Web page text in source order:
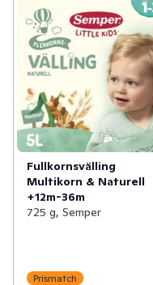
Prismatch: Bröd &
✓ Prismatch: Dryck (33)
✓ Prismatch: Mejeri,
✓ Prismatch: Kött &
✓ Prismatch: Skafferi
✓ Prismatch:
Prismatch:
Prismatch: Välling
✓ Prismatch: Barnmat
✓ Prismatch: Blöjor (13)
✓ Prismatch: Babyvård
Fullkornsvälling
Multikorn & Naturell
+12m-36m
725 g, Semper
Prismatch